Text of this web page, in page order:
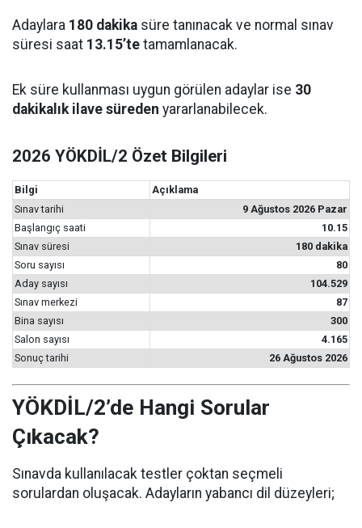
Adaylara 180 dakika süre tanınacak ve normal sınav
süresi saat 13.15’te tamamlanacak.
Ek süre kullanması uygun görülen adaylar ise 30
dakikalık ilave süreden yararlanabilecek.
2026 YÖKDİL/2 Özet Bilgileri
Bilgi
Açıklama
Sınav tarihi
9 Ağustos 2026 Pazar
Başlangıç saati
10.15
Sınav süresi
180 dakika
Soru sayısı
80
Aday sayısı
104.529
Sınav merkezi
87
Bina sayısı
300
Salon sayısı
4.165
Sonuç tarihi
26 Ağustos 2026
YÖKDİL/2’de Hangi Sorular
Çıkacak?
Sınavda kullanılacak testler çoktan seçmeli
sorulardan oluşacak. Adayların yabancı dil düzeyleri;